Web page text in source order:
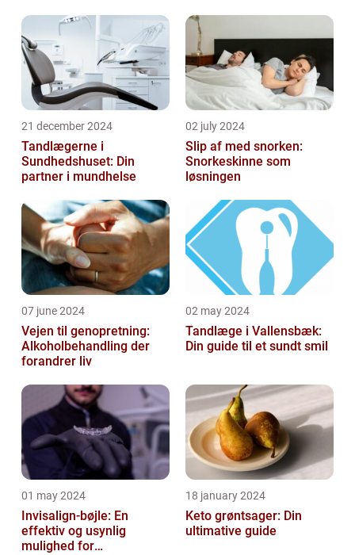
21 december 2024
Tandlægerne i
Sundhedshuset: Din
partner i mundhelse
02 july 2024
Slip af med snorken:
Snorkeskinne som
løsningen
07 june 2024
Vejen til genopretning:
Alkoholbehandling der
forandrer liv
02 may 2024
Tandlæge i Vallensbæk:
Din guide til et sundt smil
01 may 2024
Invisalign-bøjle: En
effektiv og usynlig
mulighed for
18 january 2024
Keto grøntsager: Din
ultimative guide